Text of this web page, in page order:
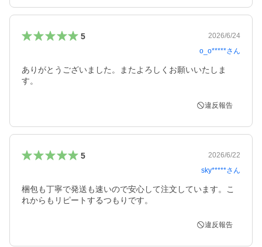
5
2026/6/24
o_o*****さん
ありがとうございました。またよろしくお願いいたしま
す。
違反報告
5
2026/6/22
sky*****さん
梱包も丁寧で発送も速いので安心して注文しています。こ
れからもリピートするつもりです。
違反報告